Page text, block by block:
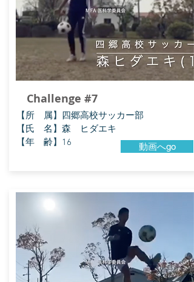
Challenge #7
​【所 属】四郷高校サッカー部
【氏 名】森 ヒダエキ
【年 齢】16
動画へgo